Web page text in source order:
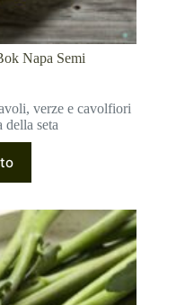
Napa Semi
verze e cavolfiori
della seta